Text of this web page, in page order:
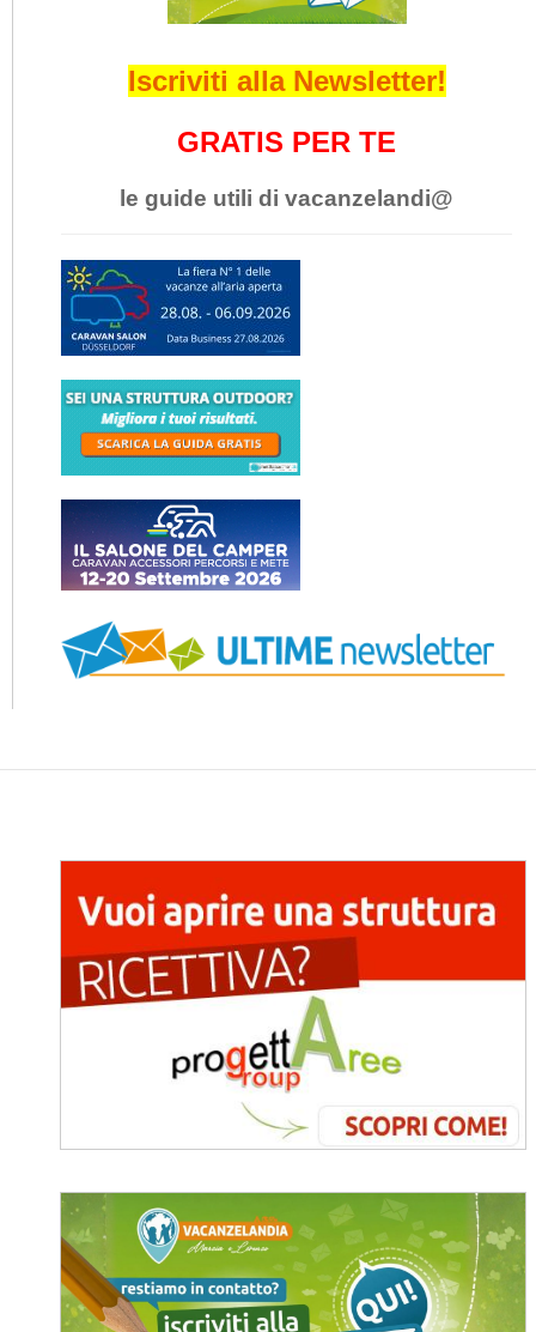
Iscriviti alla Newsletter!
GRATIS PER TE
le guide utili di vacanzelandi@